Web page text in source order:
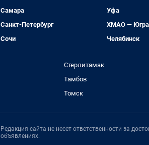
Самара
Санкт-Петербург
Сочи
Уфа
ХМАО — Югра
Челябинск
Стерлитамак
Тамбов
Томск
Редакция сайта не несет ответственности за
объявлениях.